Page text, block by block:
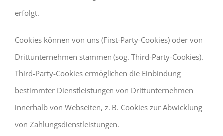
erfolgt.
Cookies können von uns (First-Party-Cookies) oder von
Drittunternehmen stammen (sog. Third-Party-Cookies).
Third-Party-Cookies ermöglichen die Einbindung
bestimmter Dienstleistungen von Drittunternehmen
innerhalb von Webseiten, z. B. Cookies zur Abwicklung
von Zahlungsdienstleistungen.